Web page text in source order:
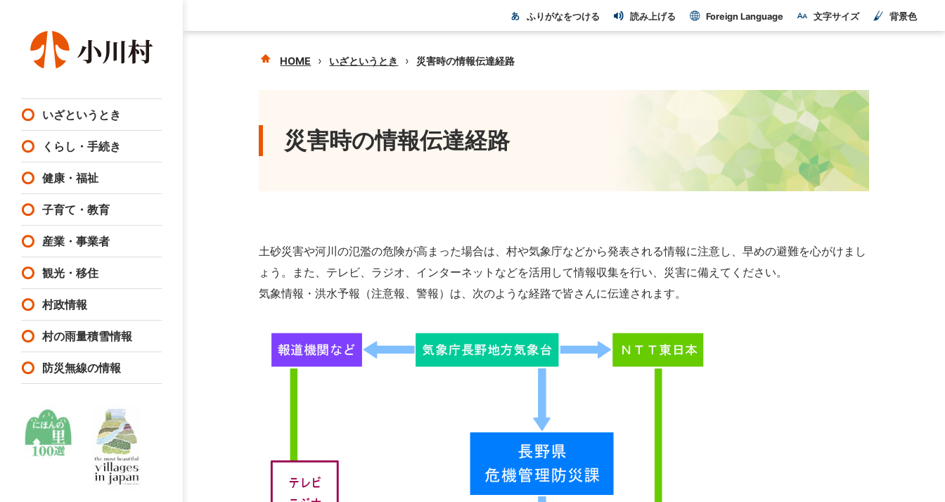
ふりがなをつける 読み上げる Foreign Language 文字サイズ 背景色
いざというとき
くらし・手続き
健康・福祉
子育て・教育
産業・事業者
観光・移住
村政情報
村の雨量積雪情報
防災無線の情報
HOME › いざというとき › 災害時の情報伝達経路
災害時の情報伝達経路
土砂災害や河川の氾濫の危険が高まった場合は、村や気象庁などから発表される情報に注意し、早めの避難を心がけまし
ょう。また、テレビ、ラジオ、インターネットなどを活用して情報収集を行い、災害に備えてください。
気象情報・洪水予報（注意報、警報）は、次のような経路で皆さんに伝達されます。